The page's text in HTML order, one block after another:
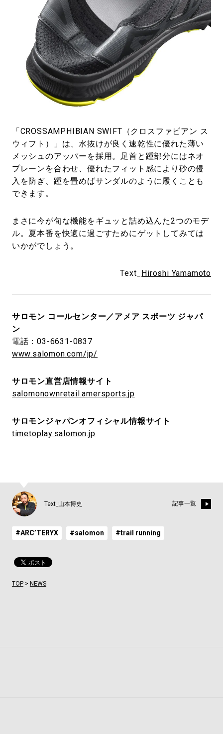
「CROSSAMPHIBIAN SWIFT（クロスファビアン ス
ウィフト）」は、水抜けが良く速乾性に優れた薄い
メッシュのアッパーを採用。足首と踵部分にはネオ
プレーンを合わせ、優れたフィット感により砂の侵
入を防ぎ、踵を畳めばサンダルのように履くことも
できます。
まさに今が旬な機能をギュッと詰め込んた2つのモデ
ル。夏本番を快適に過ごすためにゲットしてみては
いかがでしょう。
Text_ Hiroshi Yamamoto
サロモン コールセンター／アメア スポーツ ジャパ
ン
電話：03-6631-0837
www.salomon.com/jp/
サロモン直営店情報サイト
salomonownretail.amersports.jp
サロモンジャパンオフィシャル情報サイト
timetoplay.salomon.jp
Text_山本博史 記事一覧
#ARC’TERYX #salomon #trail running
TOP> NEWS